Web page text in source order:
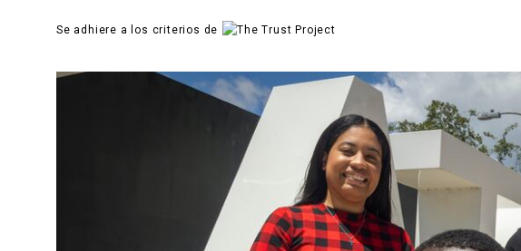
Se adhiere a los criterios de